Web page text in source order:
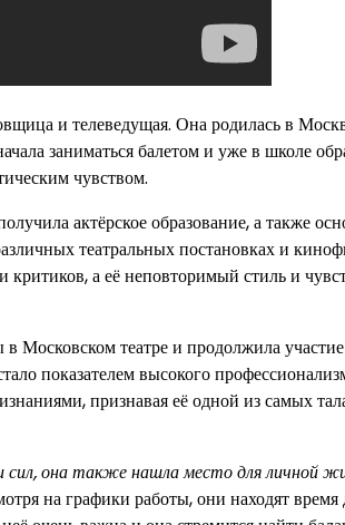
и телеведущая. Она родилась в
заниматься балетом и уже в школе
чувством.
актёрское образование, а также
театральных постановках и
а её неповторимый стиль и
Московском театре и продолжила
показателем высокого
признавая её одной из самых
она также нашла место для личной
на графики работы, они находят время